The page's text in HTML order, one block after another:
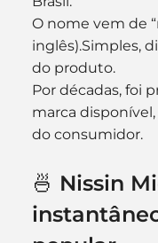
O nome vem de
inglês).Simples,
do produto.
Por décadas, foi
marca
do consumidor.
🍜 Nissin